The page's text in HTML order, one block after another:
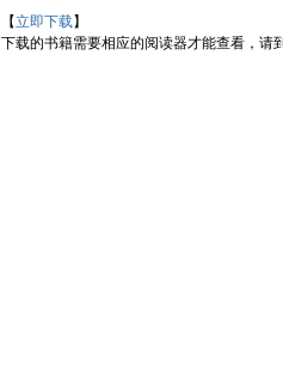
【立即下载】
下载的书籍需要相应的阅读器才能查看，